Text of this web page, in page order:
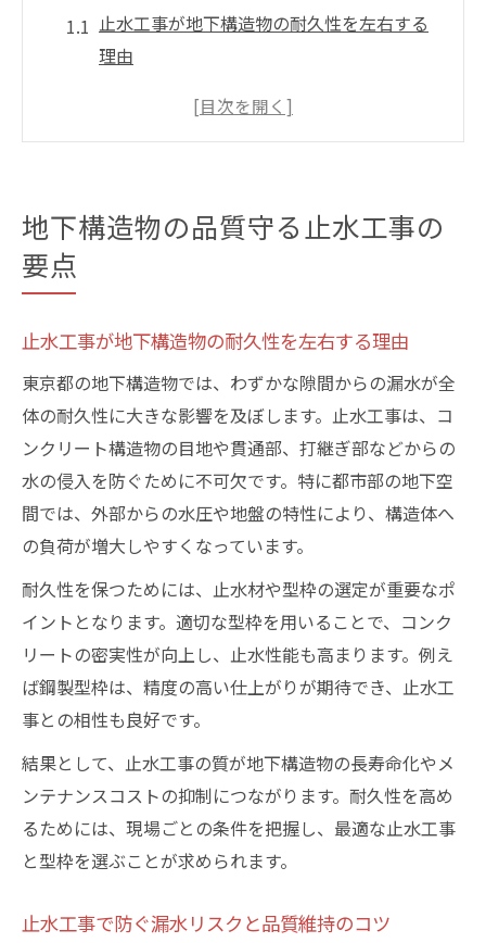
止水工事が地下構造物の耐久性を左右する
理由
止水工事で防ぐ漏水リスクと品質維持のコ
止水工事がもたらす長期的な安全メリット
型枠選びで変わる東京都の防水性能
防水性能強化に効果的な型枠の特徴とは
東京都の現場で重視される型枠の選定基準
止水工事と相性の良い型枠材の比較ポイン
ト
型枠が防水性に与える影響と選び方の工夫
止水工事を極める最新工法の実力
最新止水工事工法で現場の課題を解決する
方法
進化する止水工事技術の特徴を徹底解説
止水工事における新特許工法のメリットと
は
止水工事技術の革新がもたらす未来像
東京都の現場で失敗しない型枠活用術
止水工事成功のための型枠活用ポイント
型枠で止水工事のトラブルを未然に防ぐ方
地下構造物の品質守る止水工事の
要点
止水工事が地下構造物の耐久性を左右する理由
東京都の地下構造物では、わずかな隙間からの漏水が全
体の耐久性に大きな影響を及ぼします。止水工事は、コ
ンクリート構造物の目地や貫通部、打継ぎ部などからの
水の侵入を防ぐために不可欠です。特に都市部の地下空
間では、外部からの水圧や地盤の特性により、構造体へ
の負荷が増大しやすくなっています。
耐久性を保つためには、止水材や型枠の選定が重要なポ
イントとなります。適切な型枠を用いることで、コンク
リートの密実性が向上し、止水性能も高まります。例え
ば鋼製型枠は、精度の高い仕上がりが期待でき、止水工
事との相性も良好です。
結果として、止水工事の質が地下構造物の長寿命化やメ
ンテナンスコストの抑制につながります。耐久性を高め
るためには、現場ごとの条件を把握し、最適な止水工事
と型枠を選ぶことが求められます。
止水工事で防ぐ漏水リスクと品質維持のコツ